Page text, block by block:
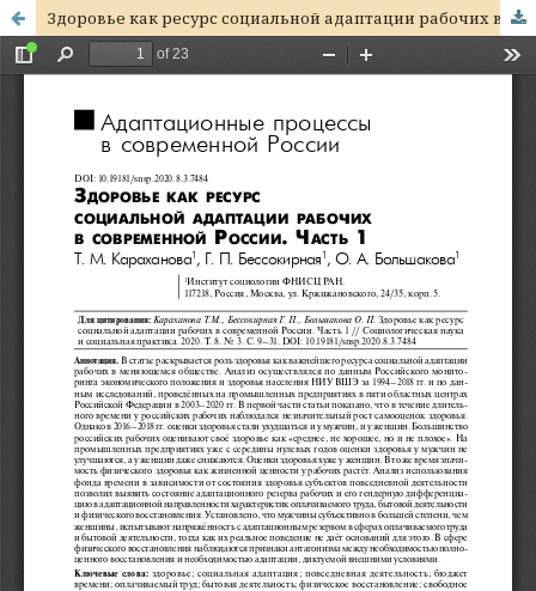
Здоровье как ресурс социальной адаптации рабочих в современной России. Часть 1